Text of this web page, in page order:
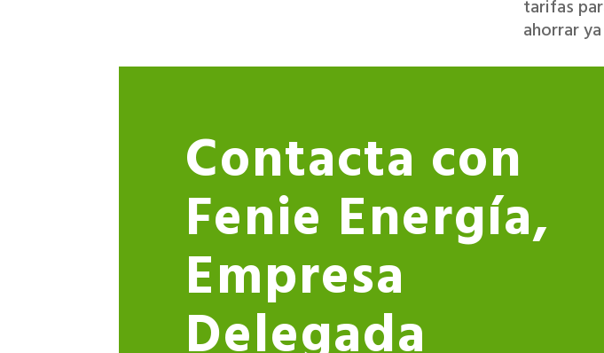
tarifas
ahorrar
Contacta con
Fenie Energía,
Empresa